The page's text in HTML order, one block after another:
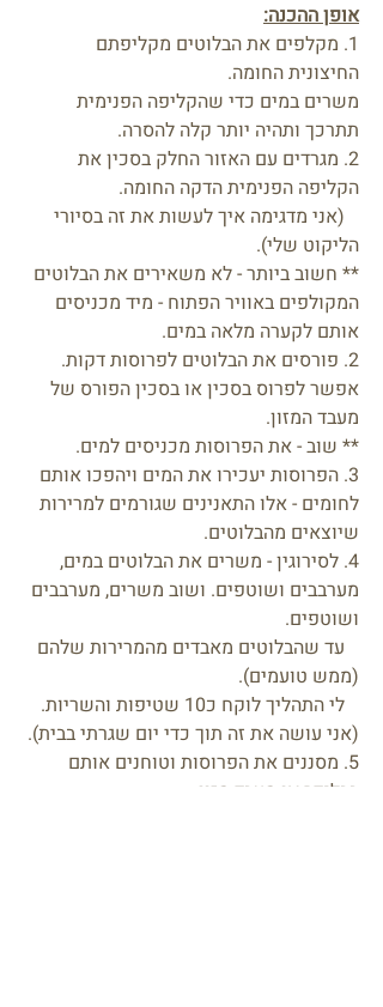
אופן ההכנה:
1. מקלפים את הבלוטים מקליפתם
החיצונית החומה.
משרים במים כדי שהקליפה הפנימית
תתרכך ותהיה יותר קלה להסרה.
2. מגרדים עם האזור החלק בסכין את
הקליפה הפנימית הדקה החומה.
(אני מדגימה איך לעשות את זה בסיורי
הליקוט שלי).
** חשוב ביותר - לא משאירים את הבלוטים
המקולפים באוויר הפתוח - מיד מכניסים
אותם לקערה מלאה במים.
2. פורסים את הבלוטים לפרוסות דקות.
אפשר לפרוס בסכין או בסכין הפורס של
מעבד המזון.
** שוב - את הפרוסות מכניסים למים.
3. הפרוסות יעכירו את המים ויהפכו אותם
לחומים - אלו התאנינים שגורמים למרירות
שיוצאים מהבלוטים.
4. לסירוגין - משרים את הבלוטים במים,
מערבבים ושוטפים. ושוב משרים, מערבבים
ושוטפים.
עד שהבלוטים מאבדים מהמרירות שלהם
(ממש טועמים).
לי התהליך לוקח כ10 שטיפות והשריות.
(אני עושה את זה תוך כדי יום שגרתי בבית).
5. מסננים את הפרוסות וטוחנים אותם
בבלנדר או מעבד מזון.